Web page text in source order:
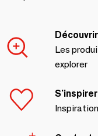
Découvrir
Les
explorer
S'inspirer